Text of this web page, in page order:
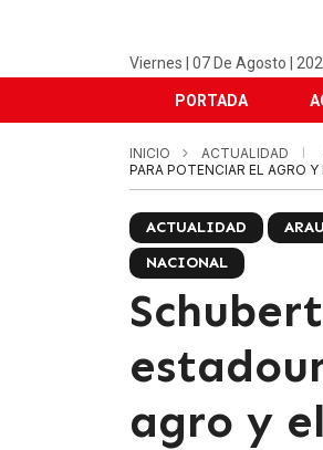
Viernes | 07 De Agosto |
PORTADA
INICIO ACTUALIDAD
PARA POTENCIAR EL AGRO Y
ACTUALIDAD
NACIONAL
agro y